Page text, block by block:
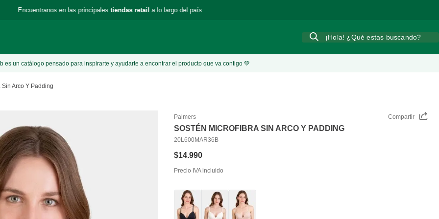
Encuentranos en las principales tiendas retail a lo largo del país
es un catálogo pensado para inspirarte y ayudarte a encontrar el producto que va contigo 💚
Arco Y Padding
Palmers Compartir
SOSTÉN MICROFIBRA SIN ARCO Y PADDING
20L600MAR36B
$14.990
Precio IVA incluido